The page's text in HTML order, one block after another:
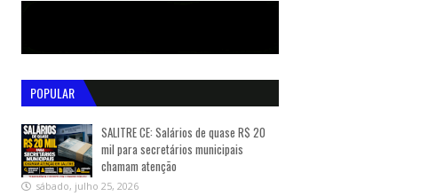
POPULAR
SALITRE CE: Salários de quase R$ 20
mil para secretários municipais
chamam atenção
sábado, julho 25, 2026